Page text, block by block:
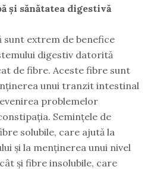
și sănătatea digestivă
sunt extrem de benefice
digestiv datorită
de fibre. Aceste fibre sunt
unui tranzit intestinal
problemelor
Semințele de
solubile, care ajută la
și la menținerea unui nivel
și fibre insolubile, care